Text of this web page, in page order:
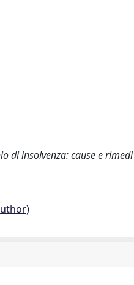
di insolvenza: cause e